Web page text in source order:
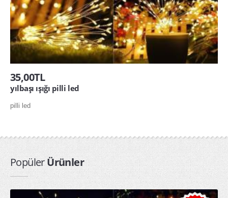
35,00TL
yılbaşı ışığı pilli led
pilli led
PopülerÜrünler